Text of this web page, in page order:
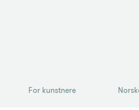
For kunstnere